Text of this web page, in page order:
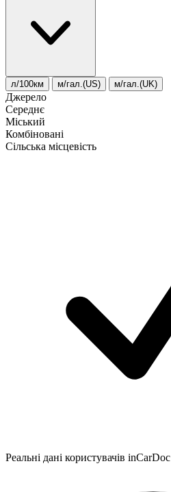
л/100км м/гал.(US) м/гал.(UK)
Джерело
Середнє
Міський
Комбіновані
Сільська місцевість
Реальні дані користувачів inCarDoc